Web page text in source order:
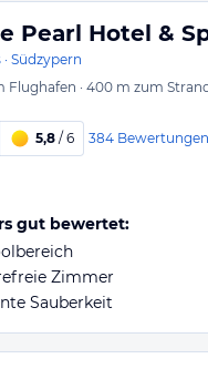
Pearl Hotel &
· Südzypern
Flughafen · 400 m zum
5,8 / 6 384 Bewertungen
gut bewertet:
Zimmer
Sauberkeit